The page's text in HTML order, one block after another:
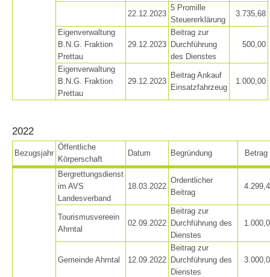
22.12.2023
5 Promille
Steuererklärung
3.735,68
Eigenverwaltung
B.N.G. Fraktion
Prettau
29.12.2023
Beitrag zur
Durchführung
des Dienstes
500,00
Eigenverwaltung
B.N.G. Fraktion
Prettau
29.12.2023
Beitrag Ankauf
Einsatzfahrzeug
1.000,00
2022
Bezugsjahr
Öffentliche
Körperschaft
Datum Begründung Betrag
Bergrettungsdienst
im AVS
Landesverband
18.03.2022
Ordentlicher
Beitrag
Tourismusvereein
Ahrntal
02.09.2022
Beitrag zur
Durchführung des
Dienstes
Gemeinde Ahrntal 12.09.2022
Beitrag zur
Durchführung des
Dienstes